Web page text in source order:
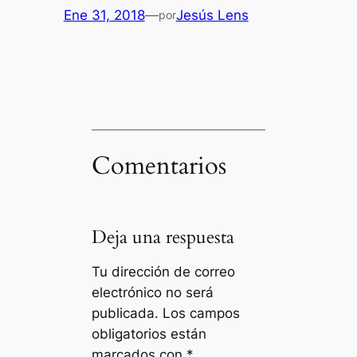
Ene 31, 2018—porJesús Lens
Comentarios
Deja una respuesta
Tu dirección de correo
electrónico no será
publicada. Los campos
obligatorios están